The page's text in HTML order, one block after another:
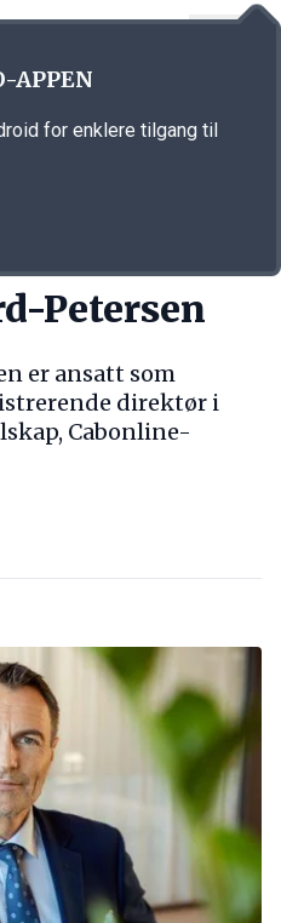
Petersen
er ansatt som
direktør i
Cabonline-
APPEN
for enklere tilgang til